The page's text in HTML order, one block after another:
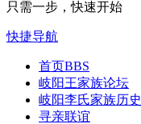
只需一步，快速开始
快捷导航
首页BBS
岐阳王家族论坛
岐阳李氏家族历史
寻亲联谊